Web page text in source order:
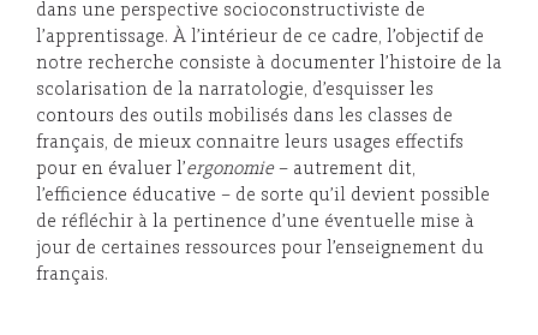
dans une perspective socioconstructiviste de
l’apprentissage. À l’intérieur de ce cadre, l’objectif de
notre recherche consiste à documenter l’histoire de la
scolarisation de la narratologie, d’esquisser les
contours des outils mobilisés dans les classes de
français, de mieux connaitre leurs usages effectifs
pour en évaluer l’ergonomie– autrement dit,
l’efficience éducative – de sorte qu’il devient possible
de réfléchir à la pertinence d’une éventuelle mise à
jour de certaines ressources pour l’enseignement du
français.